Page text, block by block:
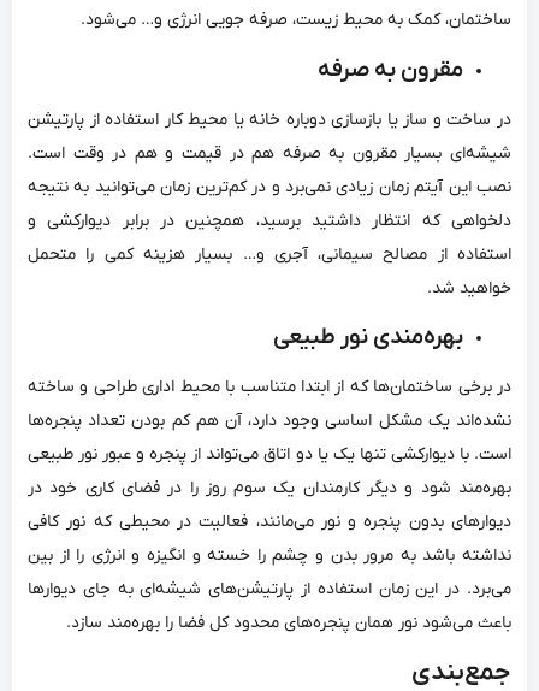
ساختمان‌‌، کمک به محیط زیست، صرفه جویی انرژی و… می‌‌شود.
مقرون به صرفه
در ساخت و ساز یا بازسازی دوباره خانه یا محیط کار استفاده از پارتیشن
شیشه‌‌ای بسیار مقرون به صرفه هم در قیمت و هم در وقت است.
نصب این آیتم زمان زیادی نمی‌‌برد و در کم‌‌ترین زمان می‌‌توانید به نتیجه
دلخواهی که انتظار داشتید برسید، همچنین در برابر دیوارکشی و
استفاده از مصالح سیمانی، آجری و… بسیار هزینه کمی را متحمل
خواهید شد.
بهره‌‌مندی نور طبیعی
در برخی ساختمان‌‌ها که از ابتدا متناسب با محیط اداری طراحی و ساخته
نشده‌‌اند یک مشکل اساسی وجود دارد، آن هم کم بودن تعداد پنجره‌‌ها
است. با دیوارکشی تنها یک یا دو اتاق می‌‌تواند از پنجره و عبور نور طبیعی
بهره‌‌مند شود و دیگر کارمندان یک سوم روز را در فضای کاری خود در
دیوارهای بدون پنجره و نور می‌‌مانند، فعالیت در محیطی که نور کافی
نداشته باشد به مرور بدن و چشم را خسته و انگیزه و انرژی را از بین
می‌‌برد. در این زمان استفاده از پارتیشن‌‌های شیشه‌‌ای به جای دیوارها
باعث می‌‌شود نور همان پنجره‌‌های محدود کل فضا را بهره‌‌‌‌مند سازد.
جمع‌بندی